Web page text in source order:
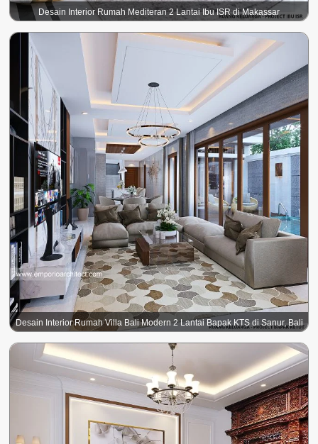
Desain Interior Rumah Mediteran 2 Lantai Ibu ISR di Makassar
Desain Interior Rumah Villa Bali Modern 2 Lantai Bapak KTS di Sanur, Bali